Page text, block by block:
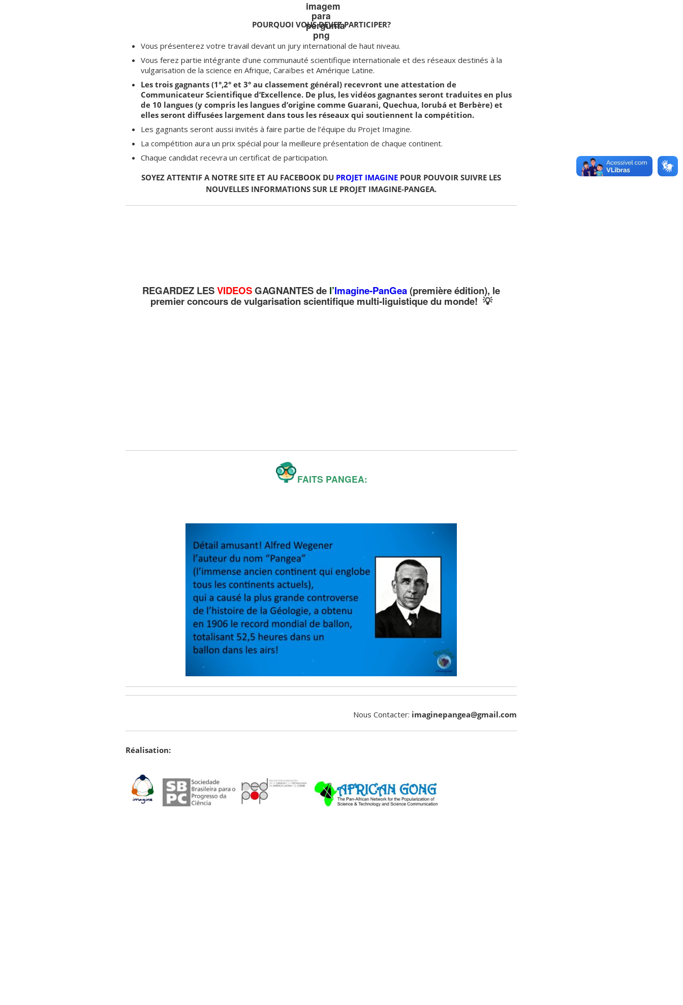
POURQUOI VOUS DEVEZ PARTICIPER?
Vous présenterez votre travail devant un jury international de haut niveau.
Vous ferez partie intégrante d’une communauté scientifique internationale et des réseaux destinés à la
vulgarisation de la science en Afrique, Caraïbes et Amérique Latine.
Les trois gagnants (1°,2° et 3° au classement général) recevront une attestation de
Communicateur Scientifique d’Excellence. De plus, les vidéos gagnantes seront traduites en plus
de 10 langues (y compris les langues d’origine comme Guarani, Quechua, Iorubá et Berbère) et
elles seront diffusées largement dans tous les réseaux qui soutiennent la compétition.
Les gagnants seront aussi invités à faire partie de l’équipe du Projet Imagine.
La compétition aura un prix spécial pour la meilleure présentation de chaque continent.
Chaque candidat recevra un certificat de participation.
SOYEZ ATTENTIF A NOTRE SITE ET AU FACEBOOK DU PROJET IMAGINE POUR POUVOIR SUIVRE LES
NOUVELLES INFORMATIONS SUR LE PROJET IMAGINE-PANGEA.
REGARDEZ LESVIDEOSGAGNANTES de l’Imagine-PanGea(première édition), le
premier concours de vulgarisation scientifique multi-liguistique du monde! 💡
FAITS PANGEA:
Nous Contacter: imaginepangea@gmail.com
Réalisation: